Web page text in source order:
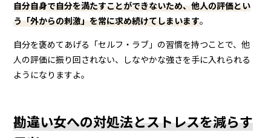
自分自身で自分を満たすことができないため、他人の評価とい
う「外からの刺激」を常に求め続けてしまいます。
自分を褒めてあげる「セルフ・ラブ」の習慣を持つことで、他
人の評価に振り回されない、しなやかな強さを手に入れられる
ようになりますよ。
勘違い女への対処法とストレスを減らす